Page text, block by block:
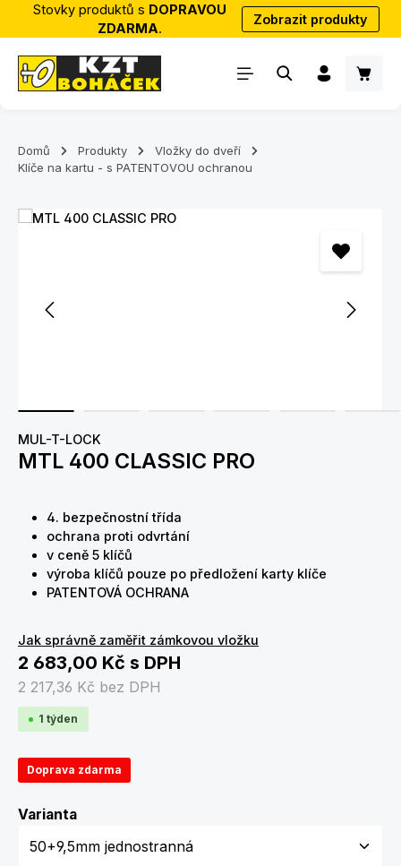
Přejít na hlavní obsah
Stovky produktů s DOPRAVOU
ZDARMA.
Zobrazit produkty
Domů Produkty
Vložky do dveří
Klíče na kartu - s PATENTOVOU ochranou
Přeskočit galerii obrázků
MUL-T-LOCK
MTL 400 CLASSIC PRO
4. bezpečnostní třída
ochrana proti odvrtání
v ceně 5 klíčů
výroba klíčů pouze po předložení karty klíče
PATENTOVÁ OCHRANA
Jak správně zaměřit zámkovou vložku
2 683,00 Kč s DPH
2 217,36 Kč bez DPH
1 týden
Doprava zdarma
VariantaZvolte variantu